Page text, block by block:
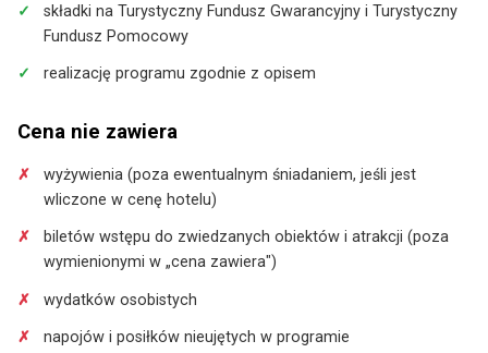
drogę powrotną do Polski.
składki na Turystyczny Fundusz Gwarancyjny i Turystyczny
Fundusz Pomocowy
realizację programu zgodnie z opisem
Cena nie zawiera
wyżywienia (poza ewentualnym śniadaniem, jeśli jest
wliczone w cenę hotelu)
biletów wstępu do zwiedzanych obiektów i atrakcji (poza
wymienionymi w „cena zawiera")
wydatków osobistych
napojów i posiłków nieujętych w programie